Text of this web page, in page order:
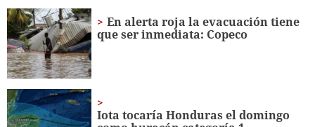
29
seconds
En alerta roja la evacuación tiene
que ser inmediata: Copeco
Iota tocaría Honduras el domingo